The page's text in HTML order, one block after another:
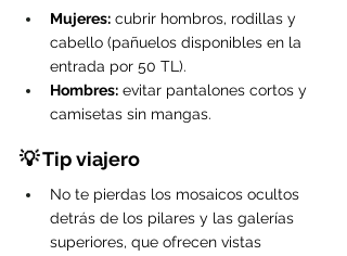
Mujeres: cubrir hombros, rodillas y
cabello (pañuelos disponibles en la
entrada por 50 TL).
Hombres: evitar pantalones cortos y
camisetas sin mangas.
💡 Tip viajero
No te pierdas los mosaicos ocultos
detrás de los pilares y las galerías
superiores, que ofrecen vistas